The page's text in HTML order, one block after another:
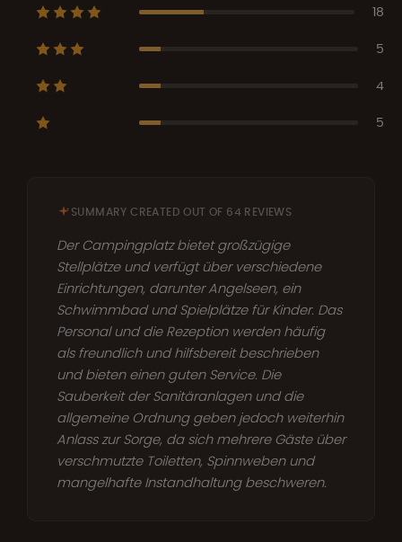
18
5
4
5
SUMMARY CREATED OUT OF 64 REVIEWS
Der Campingplatz bietet großzügige
Stellplätze und verfügt über verschiedene
Einrichtungen, darunter Angelseen, ein
Schwimmbad und Spielplätze für Kinder. Das
Personal und die Rezeption werden häufig
als freundlich und hilfsbereit beschrieben
und bieten einen guten Service. Die
Sauberkeit der Sanitäranlagen und die
allgemeine Ordnung geben jedoch weiterhin
Anlass zur Sorge, da sich mehrere Gäste über
verschmutzte Toiletten, Spinnweben und
mangelhafte Instandhaltung beschweren.